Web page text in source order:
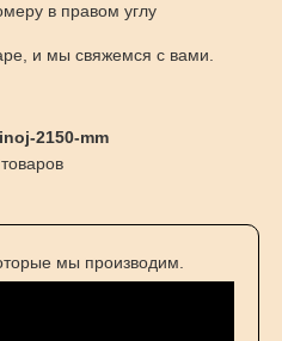
в правом углу
и мы свяжемся с вами.
2150-mm
мы производим.